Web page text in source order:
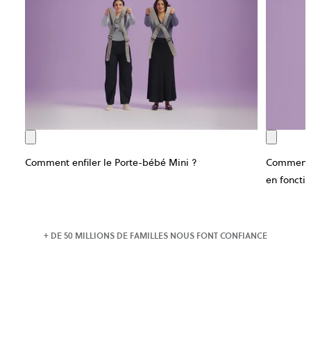
Comment enfiler le Porte-bébé Mini ?
en
+ DE 50 MILLIONS DE FAMILLES NOUS FONT CONFIANCE